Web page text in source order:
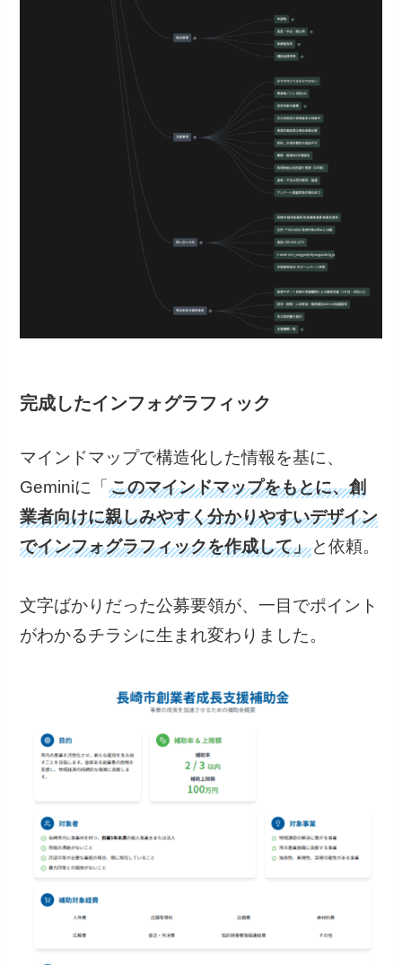
完成したインフォグラフィック
マインドマップで構造化した情報を基に、
Geminiに「このマインドマップをもとに、創
業者向けに親しみやすく分かりやすいデザイン
でインフォグラフィックを作成して」 と依頼。
文字ばかりだった公募要領が、一目でポイント
がわかるチラシに生まれ変わりました。